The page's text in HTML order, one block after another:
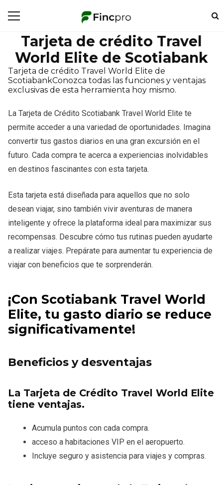
Tarjeta de crédito Travel
World Elite de Scotiabank
Tarjeta de crédito Travel World Elite de
ScotiabankConozca todas las funciones y ventajas
exclusivas de esta herramienta hoy mismo.
La Tarjeta de Crédito Scotiabank Travel World Elite te
permite acceder a una variedad de oportunidades. Imagina
convertir tus gastos diarios en una gran excursión en el
futuro. Cada compra te acerca a experiencias inolvidables
en destinos fascinantes con esta tarjeta.
Esta tarjeta está diseñada para aquellos que no solo
desean viajar, sino también vivir aventuras de manera
inteligente y ofrece la plataforma ideal para maximizar sus
recompensas. Descubre cómo tus rutinas pueden ayudarte
a realizar viajes. Prepárate para aumentar tu experiencia de
viajar con beneficios que te sorprenderán.
¡Con Scotiabank Travel World
Elite, tu gasto diario se reduce
significativamente!
Beneficios y desventajas
La Tarjeta de Crédito Travel World Elite
tiene ventajas.
Acumula puntos con cada compra.
acceso a habitaciones VIP en el aeropuerto.
Incluye seguro y asistencia para viajes y compras.